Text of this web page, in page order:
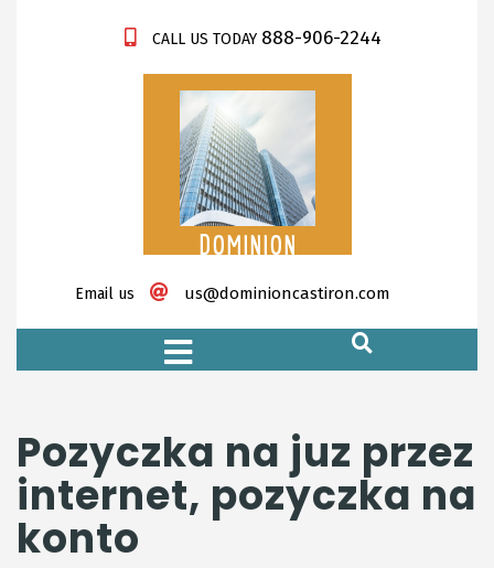
CALL US TODAY 888-906-2244
DOMINION
CASTIRON
Email us us@dominioncastiron.com
Pozyczka na juz przez
internet, pozyczka na
konto